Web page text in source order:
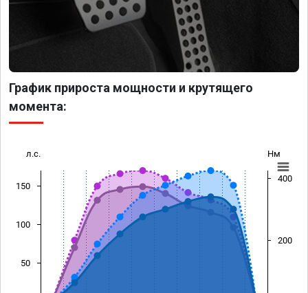
График прироста мощности и крутящего
момента:
л.с. Нм
50
100
150
200
400